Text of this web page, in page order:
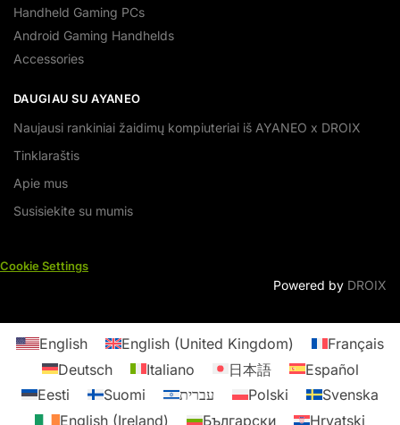
Handheld Gaming PCs
Android Gaming Handhelds
Accessories
DAUGIAU SU AYANEO
Naujausi rankiniai žaidimų kompiuteriai iš AYANEO x DROIX
Tinklaraštis
Apie mus
Susisiekite su mumis
Cookie Settings
Powered by DROIX
English English (United Kingdom)
Français
Deutsch
Italiano 日本語
Español
Eesti
Suomi עברית Polski
Svenska
English (Ireland)
Български Hrvatski